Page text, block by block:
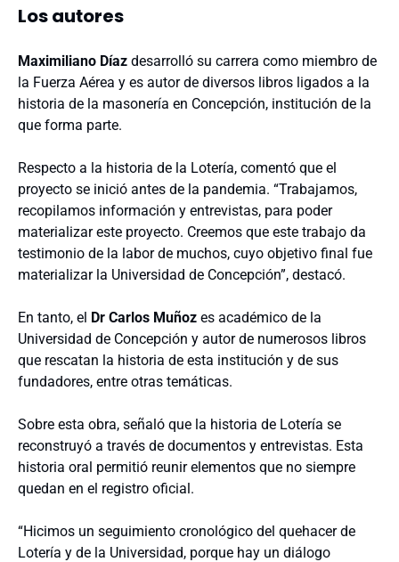
Los autores
Maximiliano Díaz desarrolló su carrera como miembro de
la Fuerza Aérea y es autor de diversos libros ligados a la
historia de la masonería en Concepción, institución de la
que forma parte.
Respecto a la historia de la Lotería, comentó que el
proyecto se inició antes de la pandemia. “Trabajamos,
recopilamos información y entrevistas, para poder
materializar este proyecto. Creemos que este trabajo da
testimonio de la labor de muchos, cuyo objetivo final fue
materializar la Universidad de Concepción”, destacó.
En tanto, el Dr Carlos Muñoz es académico de la
Universidad de Concepción y autor de numerosos libros
que rescatan la historia de esta institución y de sus
fundadores, entre otras temáticas.
Sobre esta obra, señaló que la historia de Lotería se
reconstruyó a través de documentos y entrevistas. Esta
historia oral permitió reunir elementos que no siempre
quedan en el registro oficial.
“Hicimos un seguimiento cronológico del quehacer de
Lotería y de la Universidad, porque hay un diálogo